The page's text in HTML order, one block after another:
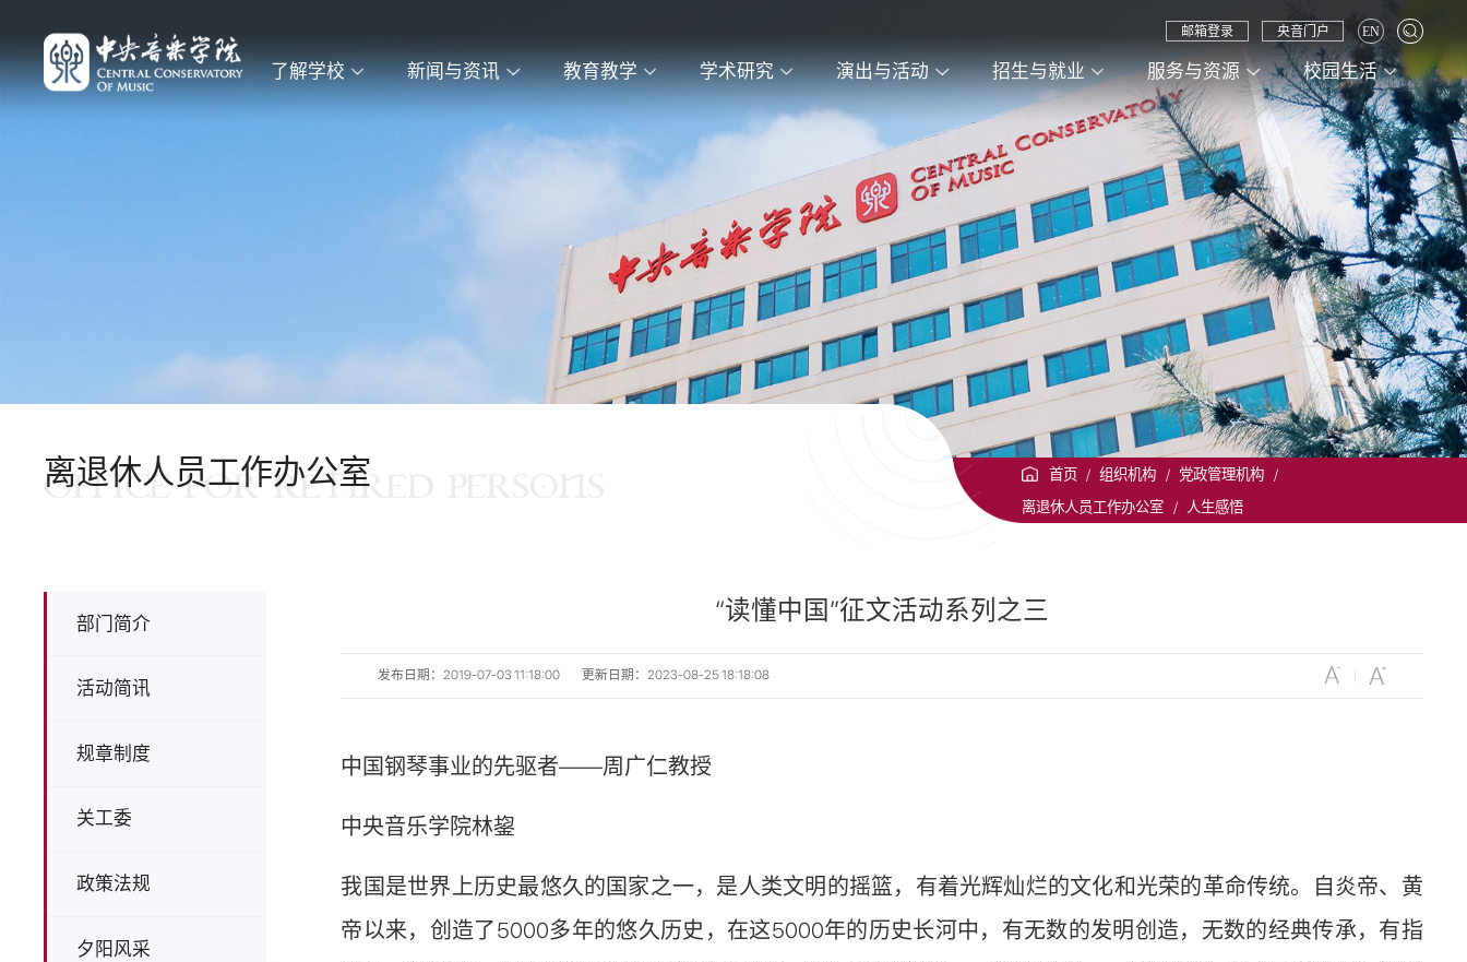
了解学校 新闻与资讯 教育教学 学术研究 演出与活动 招生与就业 服务与资源 校园生活
邮箱登录 央音门户 EN
离退休人员工作办公室
OFFICE FOR RETIRED PERSONS 首页 / 组织机构 / 党政管理机构
/
离退休人员工作办公室
/ 人生感悟
部门简介
活动简讯
规章制度
关工委
政策法规
夕阳风采
“读懂中国”征文活动系列之三
发布日期：2019-07-03 11:18:00 更新日期：2023-08-25 18:18:08
中国钢琴事业的先驱者——周广仁教授
中央音乐学院林鋆
我国是世界上历史最悠久的国家之一，是人类文明的摇篮，有着光辉灿烂的文化和光荣的革命传统。自炎帝、黄
帝以来，创造了5000多年的悠久历史，在这5000年的历史长河中，有无数的发明创造，无数的经典传承，有指